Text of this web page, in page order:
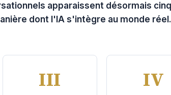
apparaissent désormais
dont l'IA s'intègre au monde réel.
III IV